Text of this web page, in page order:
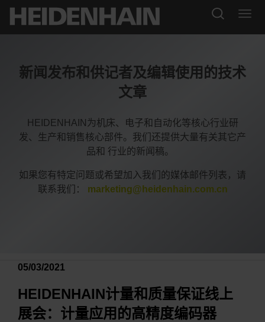
新闻发布和供记者及编辑使用的技术
文章
HEIDENHAIN为机床、电子和自动化等核心行业研
发、生产和销售核心部件。我们还提供大量有关其它产
品和 行业的新闻稿。
如果您有特定问题或希望加入我们的媒体邮件列表，请
联系我们： marketing@heidenhain.com.cn
05/03/2021
HEIDENHAIN计量和质量保证线上
展会：计量应用的高精度编码器